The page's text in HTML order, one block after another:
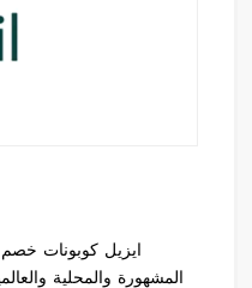
المشهورة والمحلية